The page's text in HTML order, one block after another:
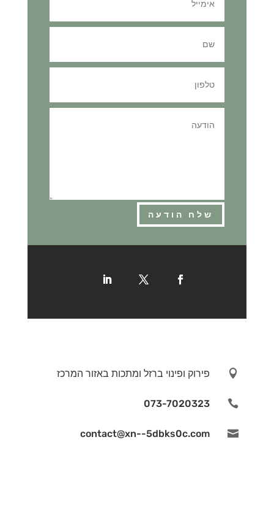
שלח הודעה
 פירוק ופינוי ברזל ומתכות באזור המרכז

073-7020323

contact@xn--5dbks0c.com